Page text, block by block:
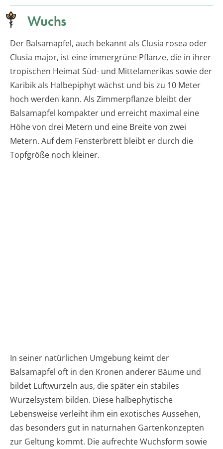
Wuchs
Der Balsamapfel, auch bekannt als Clusia rosea oder
Clusia major, ist eine immergrüne Pflanze, die in ihrer
tropischen Heimat Süd- und Mittelamerikas sowie der
Karibik als Halbepiphyt wächst und bis zu 10 Meter
hoch werden kann. Als Zimmerpflanze bleibt der
Balsamapfel kompakter und erreicht maximal eine
Höhe von drei Metern und eine Breite von zwei
Metern. Auf dem Fensterbrett bleibt er durch die
Topfgröße noch kleiner.
In seiner natürlichen Umgebung keimt der
Balsamapfel oft in den Kronen anderer Bäume und
bildet Luftwurzeln aus, die später ein stabiles
Wurzelsystem bilden. Diese halbephytische
Lebensweise verleiht ihm ein exotisches Aussehen,
das besonders gut in naturnahen Gartenkonzepten
zur Geltung kommt. Die aufrechte Wuchsform sowie